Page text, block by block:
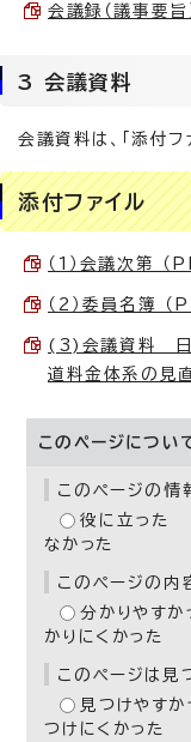
会議録（議事要
3 会議資料
会議資料は、「添付フ
添付ファイル
（1）会議次第
（2）委員名簿
(3)会議資料 日
道料金体系の見
このページについ
このページの情
役に立った
なかった
このページの内
分かりやすか
かりにくかった
このページは見
見つけやすか
つけにくかった